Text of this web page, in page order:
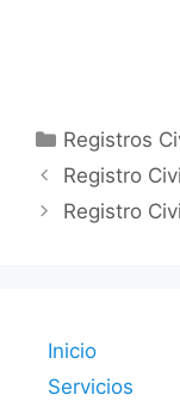
Categorías
Registros
Registro
Registro
Inicio
Servicios